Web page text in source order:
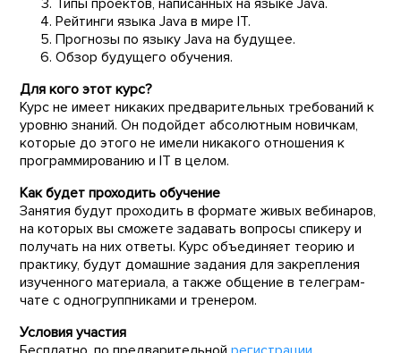
Рейтинги языка Java в мире IT.
Прогнозы по языку Java на будущее.
Обзор будущего обучения.
Для кого этот курс?
Курс не имеет никаких предварительных требований к
уровню знаний. Он подойдет абсолютным новичкам,
которые до этого не имели никакого отношения к
программированию и IT в целом.
Как будет проходить обучение
Занятия будут проходить в формате живых вебинаров,
на которых вы сможете задавать вопросы спикеру и
получать на них ответы. Курс объединяет теорию и
практику, будут домашние задания для закрепления
изученного материала, а также общение в телеграм-
чате с одногруппниками и тренером.
Условия участия